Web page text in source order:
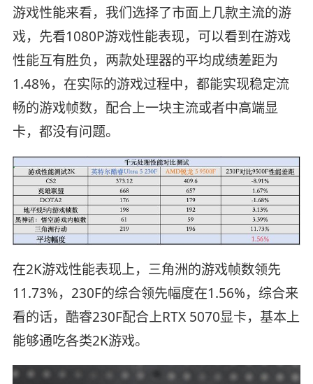
游戏性能来看，我们选择了市面上几款主流的游
戏，先看1080P游戏性能表现，可以看到在游戏
性能互有胜负，两款处理器的平均成绩差距为
1.48%，在实际的游戏过程中，都能实现稳定流
畅的游戏帧数，配合上一块主流或者中高端显
卡，都没有问题。
在2K游戏性能表现上，三角洲的游戏帧数领先
11.73%，230F的综合领先幅度在1.56%，综合来
看的话，酷睿230F配合上RTX 5070显卡，基本上
能够通吃各类2K游戏。